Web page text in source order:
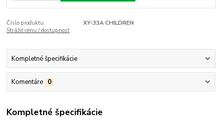
Číslo produktu:
XY-33A CHILDREN
Strážiť cenu / dostupnosť
Kompletné špecifikácie
Komentáre 0
Kompletné špecifikácie